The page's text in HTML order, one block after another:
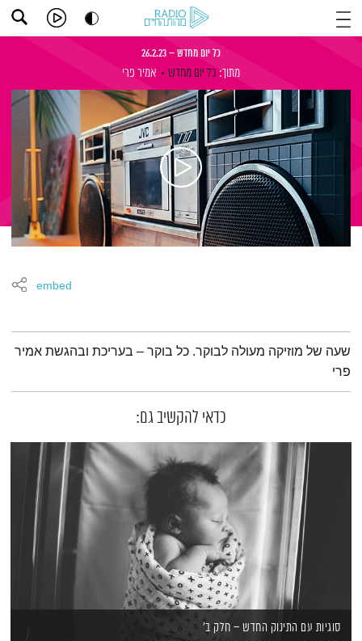
כל יום מחדש – 26.2.23
מתוך: כל יום מחדש אמיר פרי
embed
תמצית הפודקאסט
שעה של מוזיקה מעולה לבוקר. כל בוקר – בעריכת ובהגשת אמיר
פרי
כדאי להקשיב גם:
סוגיות עם התינוק החדש – חלק ב'